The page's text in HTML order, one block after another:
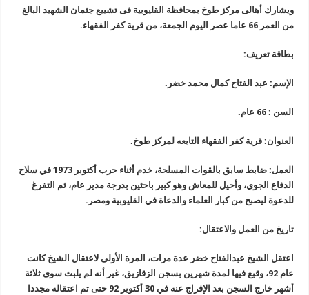
ويشارك أهالى مركز طوخ بمحافظة القليوبية فى تشييع جثمان الشهيد البالغ
من العمر 66 عاما عصر اليوم الجمعة، من قرية كفر الفقهاء
.
بطاقة تعريف:
الإسم: عبد الفتاح كمال محمد خضر .
السن : 66 عام .
العنوان: قرية كفر الفقهاء التابعه لمركز طوخ.
العمل: ضابط سابق بالقوات المسلحة، خدم أثناء حرب أكتوبر 1973 في سلاح
الدفاع الجوي، وأحيل للمعاش وهو كبير باحثين بدرجة مدير عام، ثم التفرغ
للدعوة ليصبح من كبار العلماء والدعاة في القليوبية ومصر .
تاريخ من العمل والاعتقال:
اعتقل الشيخ عبدالفتاح خضر عدة مرات، المرة الأولى لاعتقال الشيخ كانت
عام92، وقبع فيها لمدة شهرين بسجن الزقازيق، غير أنه لم يلبث سوى ثلاثة
أشهر خارج السجن بعد الإفراج عنه في 30 أكتوبر 92 حتى تم اعتقاله مجددا